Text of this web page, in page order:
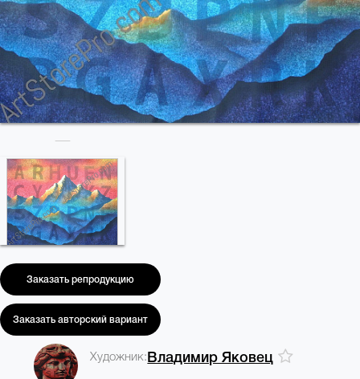
Заказать репродукцию
Заказать авторский вариант
Художник: Владимир Яковец